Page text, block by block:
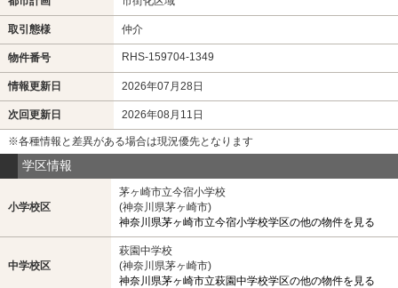
取引態様 仲介
物件番号 RHS-159704-1349
情報更新日 2026年07月28日
次回更新日 2026年08月11日
※各種情報と差異がある場合は現況優先となります
学区情報
小学校区
茅ヶ崎市立今宿小学校
(神奈川県茅ヶ崎市)
神奈川県茅ヶ崎市立今宿小学校学区の他の物件を見る
中学校区
萩園中学校
(神奈川県茅ヶ崎市)
神奈川県茅ヶ崎市立萩園中学校学区の他の物件を見る